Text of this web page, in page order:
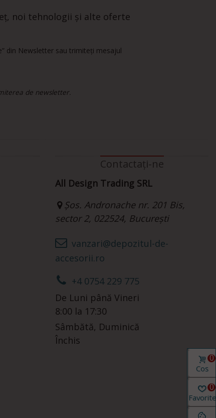
noi tehnologii și alte oferte
din Newsletter sau trimiteți mesajul
de newsletter.
Contactați-ne
All Design Trading SRL
Șos. Andronache nr. 201 Bis,
sector 2, 022524, București
vanzari@depozitul-de-
accesorii.ro
+4 0754 229 775
De Luni până Vineri
8:00 la 17:30
Sâmbătă, Duminică
Închis
Coș
0
Favorite
0